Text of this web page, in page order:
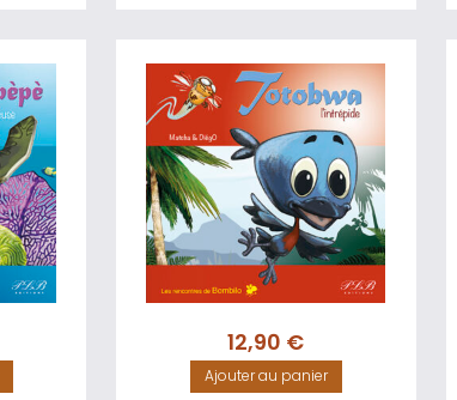
12,90 €
Ajouter au panier